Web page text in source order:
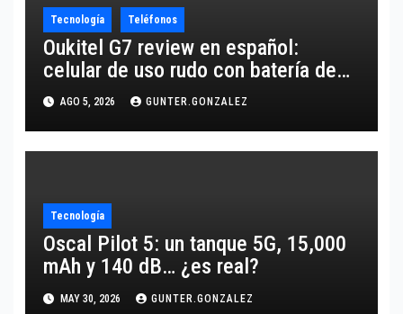
Tecnología Teléfonos
Oukitel G7 review en español:
celular de uso rudo con batería de
10,600 mAh
AGO 5, 2026 GUNTER.GONZALEZ
Tecnología
Oscal Pilot 5: un tanque 5G, 15,000
mAh y 140 dB… ¿es real?
MAY 30, 2026 GUNTER.GONZALEZ